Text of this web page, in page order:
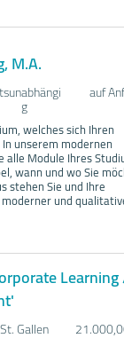
M.A.
g
auf
welches sich Ihren
unserem modernen
alle Module Ihres
wann und wo Sie
stehen Sie und Ihre
und
St. Gallen